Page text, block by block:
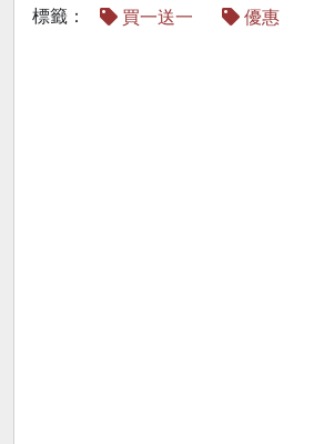
標籤： 買一送一 優惠